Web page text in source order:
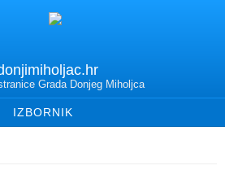
Grada Donjeg Miholjca
IZBORNIK